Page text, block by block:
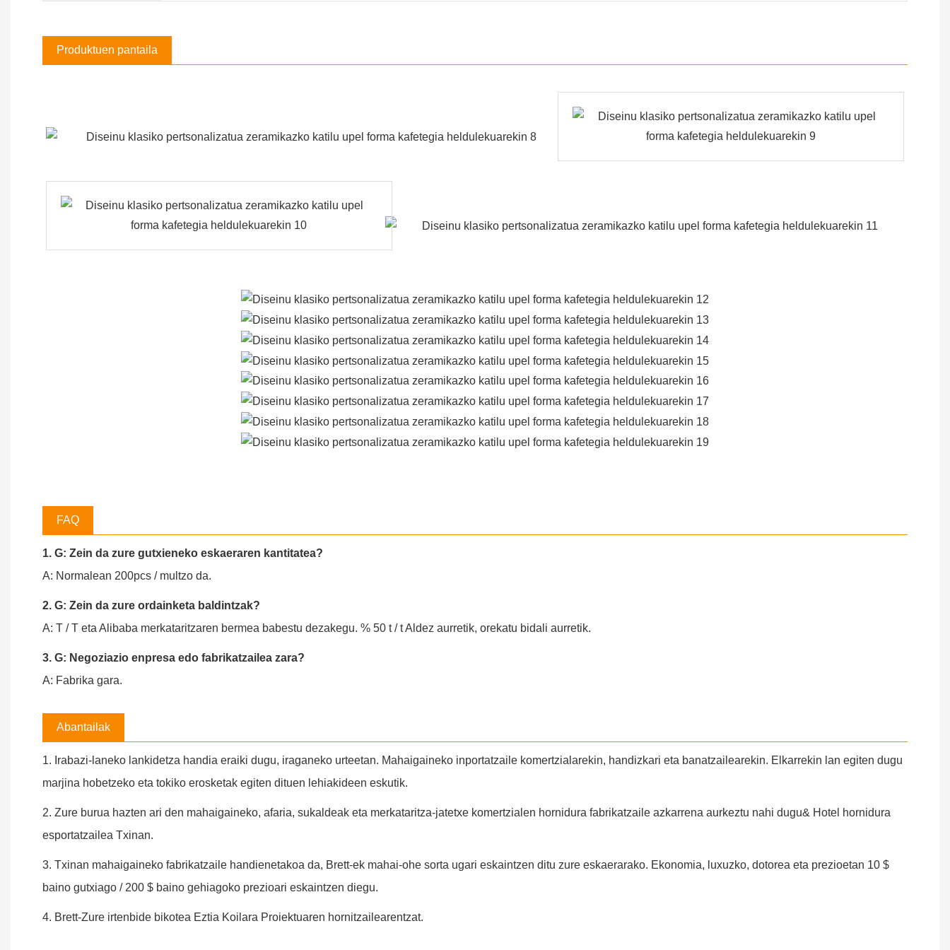
Produktuen pantaila
FAQ
1. G: Zein da zure gutxieneko eskaeraren kantitatea?
A: Normalean 200pcs / multzo da.
2. G: Zein da zure ordainketa baldintzak?
A: T / T eta Alibaba merkataritzaren bermea babestu dezakegu. % 50 t / t Aldez aurretik, orekatu bidali aurretik.
3. G: Negoziazio enpresa edo fabrikatzailea zara?
A: Fabrika gara.
Abantailak
1. Irabazi-laneko lankidetza handia eraiki dugu, iraganeko urteetan. Mahaigaineko inportatzaile komertzialarekin, handizkari eta banatzailearekin. Elkarrekin lan egiten dugu
marjina hobetzeko eta tokiko erosketak egiten dituen lehiakideen eskutik.
2. Zure burua hazten ari den mahaigaineko, afaria, sukaldeak eta merkataritza-jatetxe komertzialen hornidura fabrikatzaile azkarrena aurkeztu nahi dugu& Hotel hornidura
esportatzailea Txinan.
3. Txinan mahaigaineko fabrikatzaile handienetakoa da, Brett-ek mahai-ohe sorta ugari eskaintzen ditu zure eskaerarako. Ekonomia, luxuzko, dotorea eta prezioetan 10 $
baino gutxiago / 200 $ baino gehiagoko prezioari eskaintzen diegu.
4. Brett-Zure irtenbide bikotea Eztia Koilara Proiektuaren hornitzailearentzat.